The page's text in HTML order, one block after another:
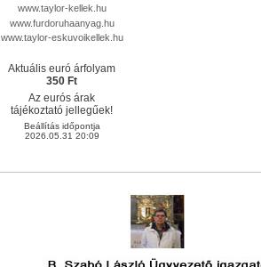
www.taylor-kellek.hu
www.furdoruhaanyag.hu
www.taylor-eskuvoikellek.hu
Aktuális euró árfolyam
350 Ft
Az eurós árak
tájékoztató jellegűek!
Beállítás időpontja
2026.05.31 20:09